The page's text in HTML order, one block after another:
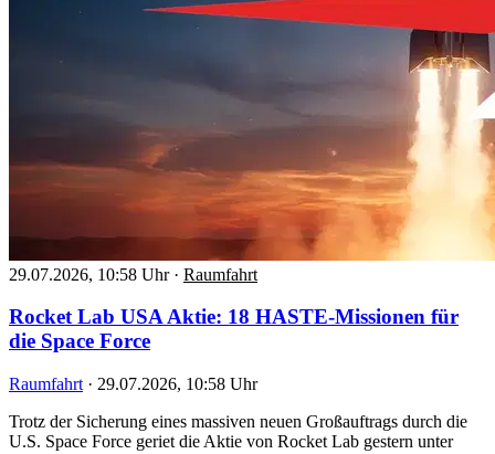
29.07.2026, 10:58 Uhr · Raumfahrt
Rocket Lab USA Aktie: 18 HASTE-Missionen für
die Space Force
Raumfahrt · 29.07.2026, 10:58 Uhr
Trotz der Sicherung eines massiven neuen Großauftrags durch die
U.S. Space Force geriet die Aktie von Rocket Lab gestern unter